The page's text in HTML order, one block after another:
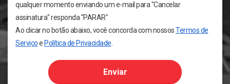
qualquer momento enviando um e-mail para "Cancelar
assinatura" responda "PARAR"
Ao clicar no botão abaixo, você concorda com nossosTermos de
Serviçoe Política de Privacidade
Enviar